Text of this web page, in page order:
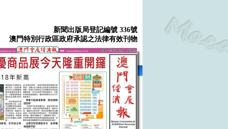
新聞出版局登記編號 336號
澳門特別行政區政府承認之法律有效刊物